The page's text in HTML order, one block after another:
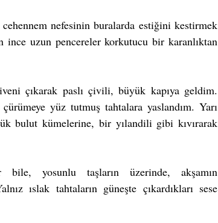
nefesinin buralarda estiğini kestirmek
ince uzun pencereler korkutucu bir karanlıktan
çıkarak paslı çivili, büyük kapıya geldim.
yüz tutmuş tahtalara yaslandım. Yarı
bulut kümelerine, bir yılandili gibi kıvırarak
yosunlu taşların üzerinde, akşamın
ıslak tahtaların güneşte çıkardıkları sese